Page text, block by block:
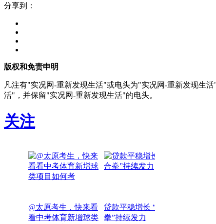
分享到：
版权和免责申明
凡注有"实况网-重新发现生活"或电头为"实况网-重新发现生
活"，并保留"实况网-重新发现生活"的电头。
关注
@太原考生，快来看
看中考体育新增球类
贷款平稳增长 “组合
拳”持续发力